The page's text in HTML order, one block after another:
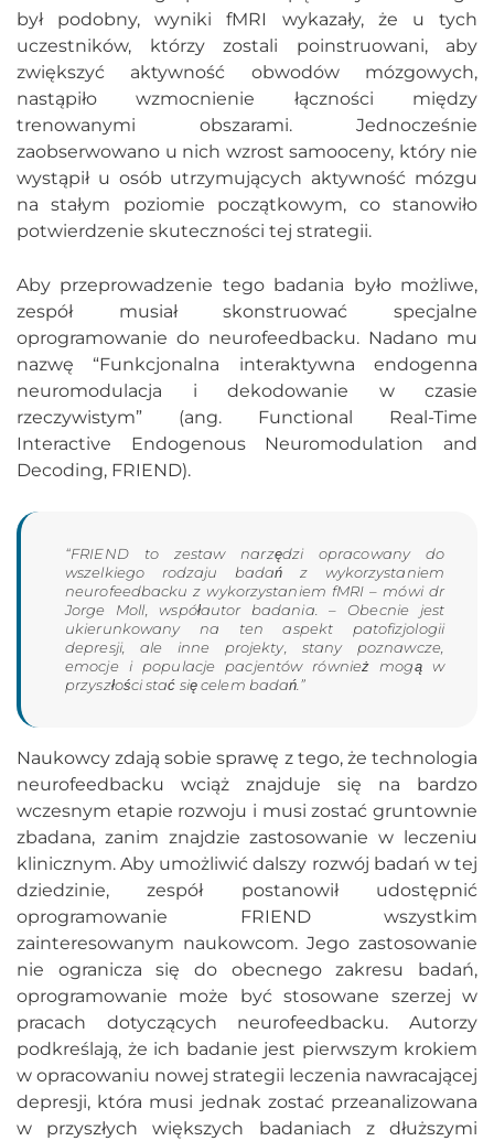
był podobny, wyniki fMRI wykazały, że u tych
uczestników, którzy zostali poinstruowani, aby
zwiększyć aktywność obwodów mózgowych,
nastąpiło wzmocnienie łączności między
trenowanymi obszarami. Jednocześnie
zaobserwowano u nich wzrost samooceny, który nie
wystąpił u osób utrzymujących aktywność mózgu
na stałym poziomie początkowym, co stanowiło
potwierdzenie skuteczności tej strategii.
Aby przeprowadzenie tego badania było możliwe,
zespół musiał skonstruować specjalne
oprogramowanie do neurofeedbacku. Nadano mu
nazwę “Funkcjonalna interaktywna endogenna
neuromodulacja i dekodowanie w czasie
rzeczywistym” (ang. Functional Real-Time
Interactive Endogenous Neuromodulation and
Decoding, FRIEND).
“FRIEND to zestaw narzędzi opracowany do
wszelkiego rodzaju badań z wykorzystaniem
neurofeedbacku z wykorzystaniem fMRI – mówi dr
Jorge Moll, współautor badania. – Obecnie jest
ukierunkowany na ten aspekt patofizjologii
depresji, ale inne projekty, stany poznawcze,
emocje i populacje pacjentów również mogą w
przyszłości stać się celem badań.”
Naukowcy zdają sobie sprawę z tego, że technologia
neurofeedbacku wciąż znajduje się na bardzo
wczesnym etapie rozwoju i musi zostać gruntownie
zbadana, zanim znajdzie zastosowanie w leczeniu
klinicznym. Aby umożliwić dalszy rozwój badań w tej
dziedzinie, zespół postanowił udostępnić
oprogramowanie FRIEND wszystkim
zainteresowanym naukowcom. Jego zastosowanie
nie ogranicza się do obecnego zakresu badań,
oprogramowanie może być stosowane szerzej w
pracach dotyczących neurofeedbacku. Autorzy
podkreślają, że ich badanie jest pierwszym krokiem
w opracowaniu nowej strategii leczenia nawracającej
depresji, która musi jednak zostać przeanalizowana
w przyszłych większych badaniach z dłuższymi